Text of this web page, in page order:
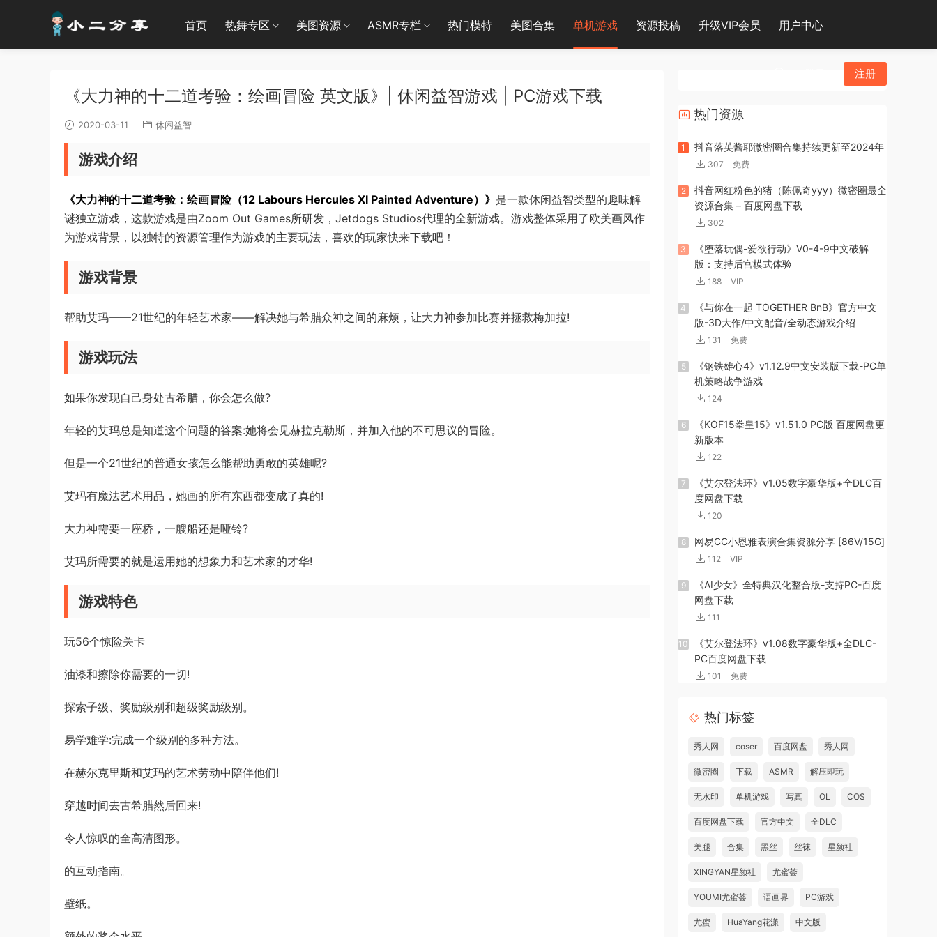
首页 热舞专区 美图资源 ASMR专栏 热门模特 美图合集 单机游戏 资源投稿 升级VIP会员 用户中心
注册
《大力神的十二道考验：绘画冒险 英文版》| 休闲益智游戏 | PC游戏下载
2020-03-11 休闲益智
游戏介绍
《大力神的十二道考验：绘画冒险（12 Labours Hercules XI Painted Adventure）》 是一款休闲益智类型的趣味解
谜独立游戏，这款游戏是由Zoom Out Games所研发，Jetdogs Studios代理的全新游戏。游戏整体采用了欧美画风作
为游戏背景，以独特的资源管理作为游戏的主要玩法，喜欢的玩家快来下载吧！
游戏背景
帮助艾玛——21世纪的年轻艺术家——解决她与希腊众神之间的麻烦，让大力神参加比赛并拯救梅加拉!
游戏玩法
如果你发现自己身处古希腊，你会怎么做?
年轻的艾玛总是知道这个问题的答案:她将会见赫拉克勒斯，并加入他的不可思议的冒险。
但是一个21世纪的普通女孩怎么能帮助勇敢的英雄呢?
艾玛有魔法艺术用品，她画的所有东西都变成了真的!
大力神需要一座桥，一艘船还是哑铃?
艾玛所需要的就是运用她的想象力和艺术家的才华!
游戏特色
玩56个惊险关卡
油漆和擦除你需要的一切!
探索子级、奖励级别和超级奖励级别。
易学难学:完成一个级别的多种方法。
在赫尔克里斯和艾玛的艺术劳动中陪伴他们!
穿越时间去古希腊然后回来!
令人惊叹的全高清图形。
的互动指南。
壁纸。
热门资源
1 抖音落英酱耶微密圈合集持续更新至2024年
307 免费
2
抖音网红粉色的猪（陈佩奇yyy）微密圈最全
资源合集 – 百度网盘下载
302
3
《堕落玩偶-爱欲行动》V0-4-9中文破解
版：支持后宫模式体验
188 VIP
4
《与你在一起 TOGETHER BnB》官方中文
版-3D大作/中文配音/全动态游戏介绍
131 免费
5
《钢铁雄心4》v1.12.9中文安装版下载-PC单
机策略战争游戏
124
6
《KOF15拳皇15》v1.51.0 PC版 百度网盘更
新版本
122
7
《艾尔登法环》v1.05数字豪华版+全DLC百
度网盘下载
120
8 网易CC小恩雅表演合集资源分享 [86V/15G]
112 VIP
9
《AI少女》全特典汉化整合版-支持PC-百度
网盘下载
111
10
《艾尔登法环》v1.08数字豪华版+全DLC-
PC百度网盘下载
101 免费
热门标签
秀人网 coser 百度网盘 秀人网
微密圈 下载 ASMR 解压即玩
无水印 单机游戏 写真 OL COS
百度网盘下载 官方中文 全DLC
美腿 合集 黑丝 丝袜 星颜社
XINGYAN星颜社 尤蜜荟
YOUMI尤蜜荟 语画界 PC游戏
尤蜜 HuaYang花漾 中文版